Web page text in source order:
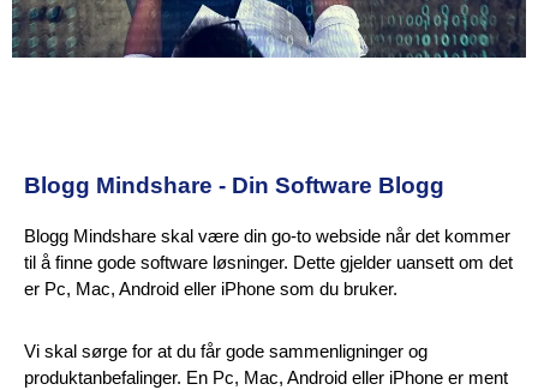
Blogg Mindshare - Din Software Blogg
Blogg Mindshare skal være din go-to webside når det kommer
til å finne gode software løsninger. Dette gjelder uansett om det
er Pc, Mac, Android eller iPhone som du bruker.
Vi skal sørge for at du får gode sammenligninger og
produktanbefalinger. En Pc, Mac, Android eller iPhone er ment